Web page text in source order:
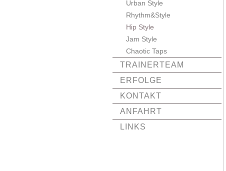
Urban Style
Rhythm&Style
Hip Style
Jam Style
Chaotic Taps
TRAINERTEAM
ERFOLGE
KONTAKT
ANFAHRT
LINKS